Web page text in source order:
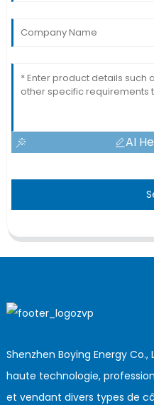
AI
Shenzhen Boying Energy
haute technologie,
et vendant divers types de